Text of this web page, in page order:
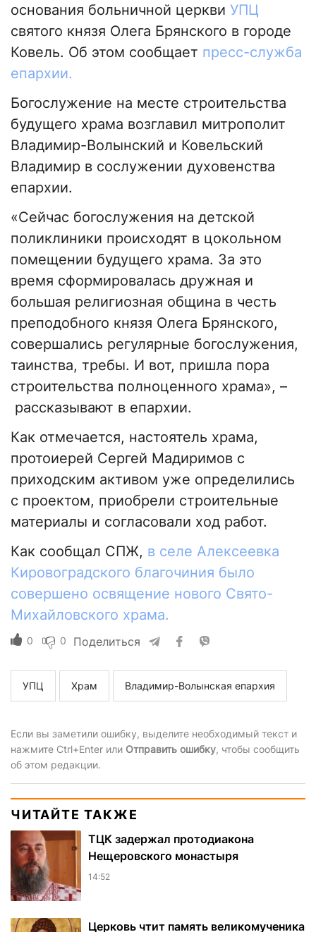
основания больничной церкви УПЦ
святого князя Олега Брянского в городе
Ковель. Об этом сообщает пресс-служба
епархии.
Богослужение на месте строительства
будущего храма возглавил митрополит
Владимир-Волынский и Ковельский
Владимир в сослужении духовенства
епархии.
«Сейчас богослужения на детской
поликлиники происходят в цокольном
помещении будущего храма. За это
время сформировалась дружная и
большая религиозная община в честь
преподобного князя Олега Брянского,
совершались регулярные богослужения,
таинства, требы. И вот, пришла пора
строительства полноценного храма», –
рассказывают в епархии.
Как отмечается, настоятель храма,
протоиерей Сергей Мадиримов с
приходским активом уже определились
с проектом, приобрели строительные
материалы и согласовали ход работ.
Как сообщал СПЖ, в селе Алексеевка
Кировоградского благочиния было
совершено освящение нового Свято-
Михайловского храма.
0 0 Поделиться
УПЦ Храм Владимир-Волынская епархия
Если вы заметили ошибку, выделите необходимый текст и
нажмите Ctrl+Enter или Отправить ошибку, чтобы сообщить
об этом редакции.
ЧИТАЙТЕ ТАКЖЕ
ТЦК задержал протодиакона
Нещеровского монастыря
14:52
Церковь чтит память великомученика